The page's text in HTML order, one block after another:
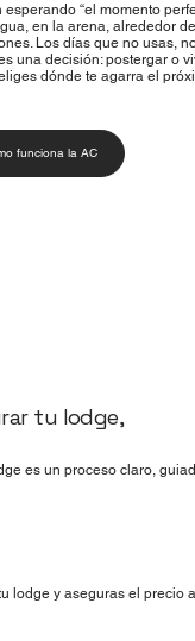
“el momento
en la arena, alrededor
Los días que no usas,
una decisión: postergar o
dónde te agarra el
funciona la AC
tu lodge,
es un proceso claro,
lodge y aseguras el precio